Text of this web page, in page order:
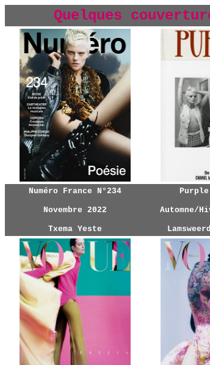
Quelques
Numéro France N°234
Novembre 2022
Txema Yeste
Purple
Automne/